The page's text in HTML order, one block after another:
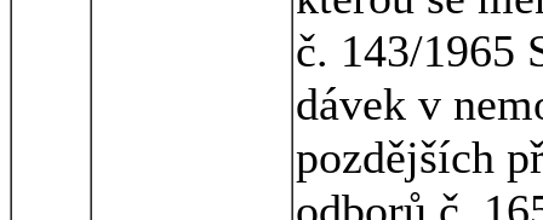
č. 143/1965
dávek v
pozdějších